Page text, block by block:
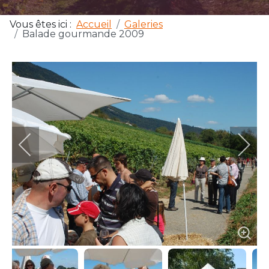
Vous êtes ici : Accueil
Galeries
Balade gourmande 2009